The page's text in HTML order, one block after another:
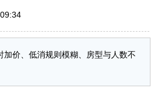
价、低消规则模糊、房型与人数不